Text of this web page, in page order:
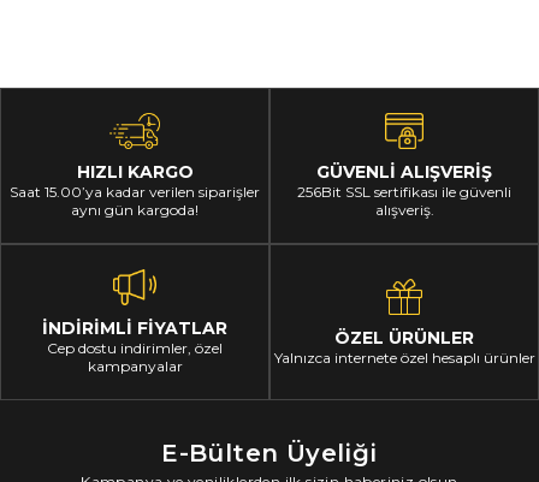
HIZLI KARGO
Saat 15.00’ya kadar verilen siparişler
aynı gün kargoda!
GÜVENLİ ALIŞVERİŞ
256Bit SSL sertifikası ile güvenli
alışveriş.
İNDİRİMLİ FİYATLAR
Cep dostu indirimler, özel
kampanyalar
ÖZEL ÜRÜNLER
Yalnızca internete özel hesaplı ürünler
E-Bülten Üyeliği